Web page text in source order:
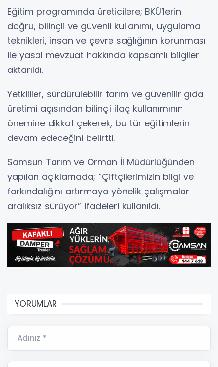
Eğitim programında üreticilere; BKÜ’lerin
doğru, bilinçli ve güvenli kullanımı, uygulama
teknikleri, insan ve çevre sağlığının korunması
ile yasal mevzuat hakkında kapsamlı bilgiler
aktarıldı.
Yetkililer, sürdürülebilir tarım ve güvenilir gıda
üretimi açısından bilinçli ilaç kullanımının
önemine dikkat çekerek, bu tür eğitimlerin
devam edeceğini belirtti.
Samsun Tarım ve Orman İl Müdürlüğünden
yapılan açıklamada; “Çiftçilerimizin bilgi ve
farkındalığını artırmaya yönelik çalışmalar
aralıksız sürüyor” ifadeleri kullanıldı.
YORUMLAR
Adınız *